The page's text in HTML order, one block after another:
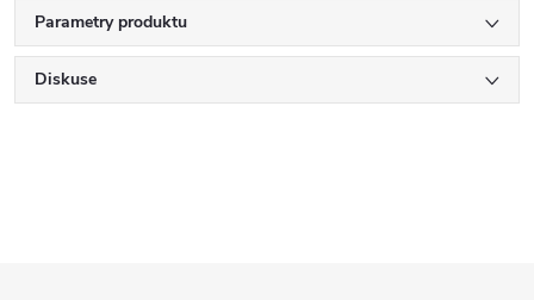
Parametry produktu
Diskuse